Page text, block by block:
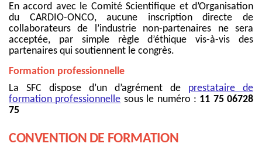
En accord avec le Comité Scientifique et d’Organisation
du CARDIO-ONCO, aucune inscription directe de
collaborateurs de l’industrie non-partenaires ne sera
acceptée, par simple règle d’éthique vis-à-vis des
partenaires qui soutiennent le congrès.
Formation professionnelle
La SFC dispose d’un d’agrément de prestataire de
formation professionnelle sous le numéro : 11 75 06728
75
CONVENTION DE FORMATION